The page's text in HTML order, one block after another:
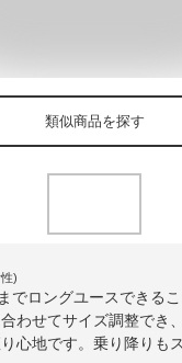
類似商品を探す
)
でロングユースできる
わせてサイズ調整でき
心地です。乗り降りも